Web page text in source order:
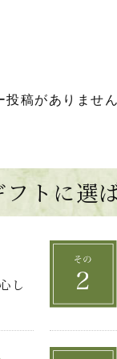
投稿がありません
トに選
し